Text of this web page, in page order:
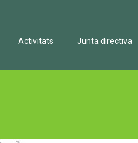
Activitats Junta directiva